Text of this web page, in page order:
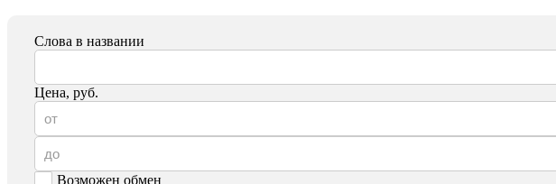
Слова в названии
Цена, руб.
Возможен обмен